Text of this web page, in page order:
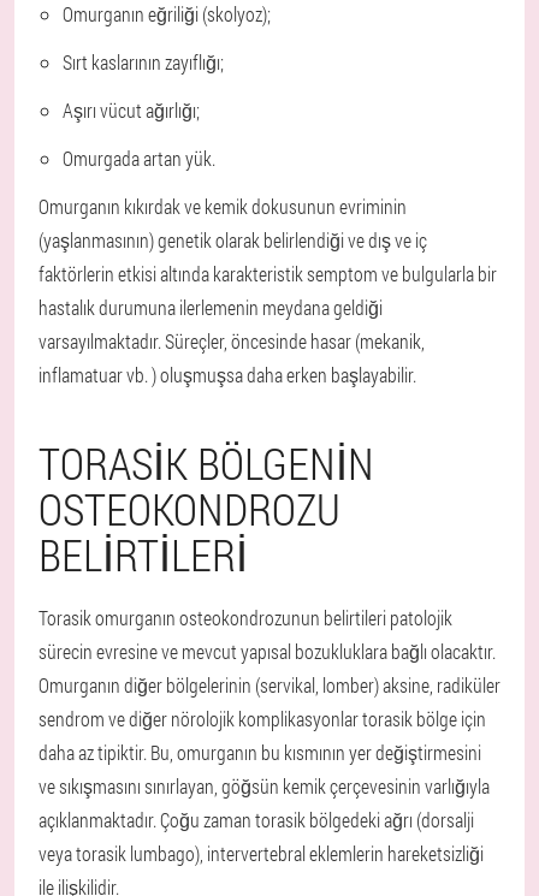
Omurganın eğriliği (skolyoz);
Sırt kaslarının zayıflığı;
Aşırı vücut ağırlığı;
Omurgada artan yük.
Omurganın kıkırdak ve kemik dokusunun evriminin
(yaşlanmasının) genetik olarak belirlendiği ve dış ve iç
faktörlerin etkisi altında karakteristik semptom ve bulgularla bir
hastalık durumuna ilerlemenin meydana geldiği
varsayılmaktadır. Süreçler, öncesinde hasar (mekanik,
inflamatuar vb. ) oluşmuşsa daha erken başlayabilir.
TORASIK BÖLGENIN
OSTEOKONDROZU
BELIRTILERI
Torasik omurganın osteokondrozunun belirtileri patolojik
sürecin evresine ve mevcut yapısal bozukluklara bağlı olacaktır.
Omurganın diğer bölgelerinin (servikal, lomber) aksine, radiküler
sendrom ve diğer nörolojik komplikasyonlar torasik bölge için
daha az tipiktir. Bu, omurganın bu kısmının yer değiştirmesini
ve sıkışmasını sınırlayan, göğsün kemik çerçevesinin varlığıyla
açıklanmaktadır. Çoğu zaman torasik bölgedeki ağrı (dorsalji
veya torasik lumbago), intervertebral eklemlerin hareketsizliği
ile ilişkilidir.